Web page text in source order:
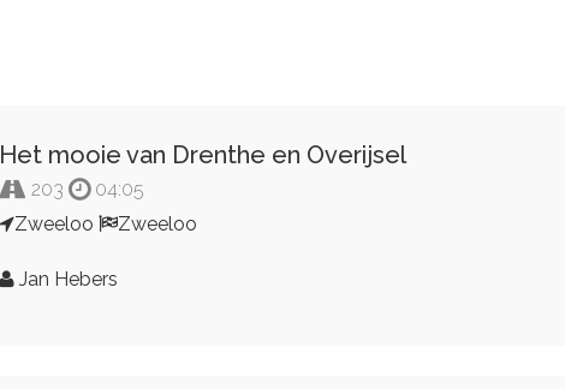
Het mooie van Drenthe en Overijsel
203
04:05
Zweeloo
Zweeloo
Jan Hebers